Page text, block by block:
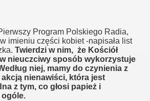
Program Polskiego Radia,
imieniu części kobiet -napisała list
Twierdzi w nim, że Kościół
nieuczciwy sposób wykorzystuje
niej, mamy do czynienia z
nienawiści, która jest
z tym, co głosi papież i